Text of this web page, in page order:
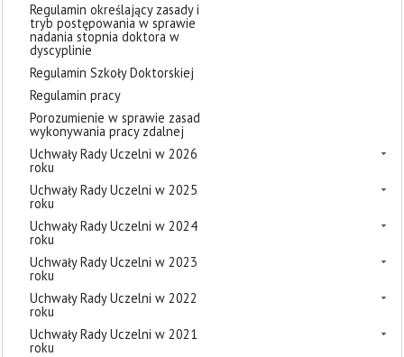
Regulamin określający zasady i
tryb postępowania w sprawie
nadania stopnia doktora w
dyscyplinie
Regulamin Szkoły Doktorskiej
Regulamin pracy
Porozumienie w sprawie zasad
wykonywania pracy zdalnej
Uchwały Rady Uczelni w 2026
roku
Uchwały Rady Uczelni w 2025
roku
Uchwały Rady Uczelni w 2024
roku
Uchwały Rady Uczelni w 2023
roku
Uchwały Rady Uczelni w 2022
roku
Uchwały Rady Uczelni w 2021
roku